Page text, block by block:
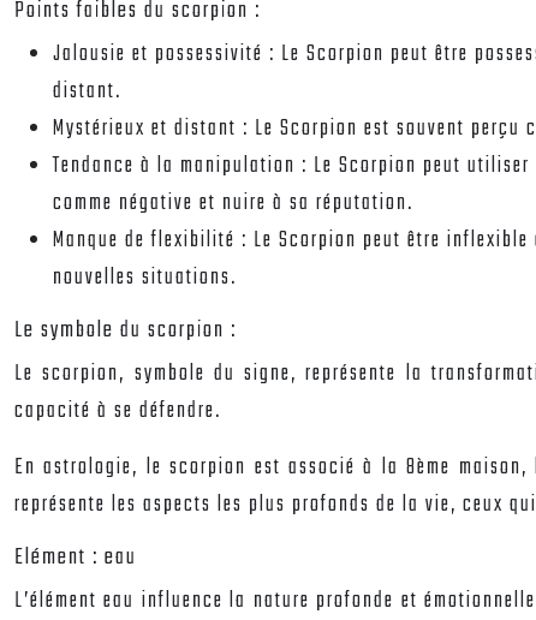
Points faibles du scorpion :
Jalousie et possessivité : Le Scorpion peut être
distant.
Mystérieux et distant : Le Scorpion est souvent
Tendance à la manipulation : Le Scorpion peut
comme négative et nuire à sa réputation.
Manque de flexibilité : Le Scorpion peut être
nouvelles situations.
Le symbole du scorpion :
Le scorpion, symbole du signe, représente la
capacité à se défendre.
En astrologie, le scorpion est associé à la 8ème
représente les aspects les plus profonds de la vie, ceux
Elément : eau
L’élément eau influence la nature profonde et